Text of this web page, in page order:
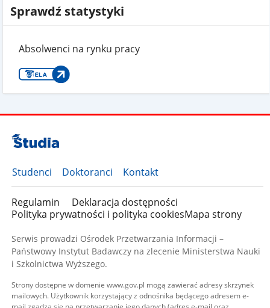
Sprawdź statystyki
Absolwenci na rynku pracy
Studenci Doktoranci Kontakt
Regulamin
Deklaracja dostępności
Polityka prywatności i polityka cookiesMapa strony
Serwis prowadzi Ośrodek Przetwarzania Informacji –
Państwowy Instytut Badawczy na zlecenie Ministerstwa Nauki
i Szkolnictwa Wyższego.
Strony dostępne w domenie www.gov.pl mogą zawierać adresy skrzynek
mailowych. Użytkownik korzystający z odnośnika będącego adresem e-